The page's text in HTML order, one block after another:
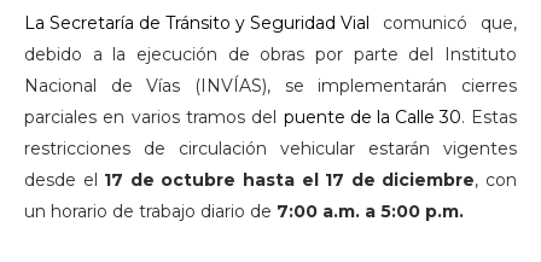
La Secretaría de Tránsito y Seguridad Vial comunicó que,
debido a la ejecución de obras por parte del Instituto
Nacional de Vías (INVÍAS), se implementarán cierres
parciales en varios tramos del puente de la Calle 30. Estas
restricciones de circulación vehicular estarán vigentes
desde el 17 de octubre hasta el 17 de diciembre, con
un horario de trabajo diario de 7:00 a.m. a 5:00 p.m.